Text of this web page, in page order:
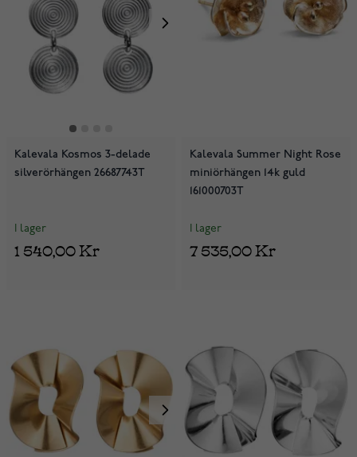
Kalevala Kosmos 3-delade
silverörhängen 26687743T
I lager
1 540,00 Kr
Kalevala Summer Night Rose
miniörhängen 14k guld
161000703T
I lager
7 535,00 Kr